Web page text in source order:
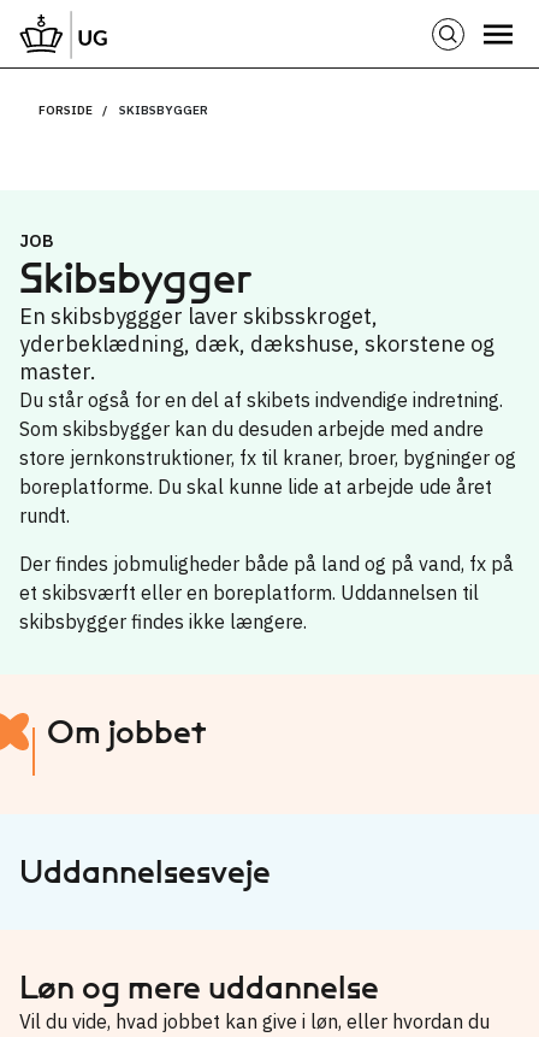
FORSIDE SKIBSBYGGER
JOB
Skibsbygger
En skibsbyggger laver skibsskroget,
yderbeklædning, dæk, dækshuse, skorstene og
master.
Du står også for en del af skibets indvendige indretning.
Som skibsbygger kan du desuden arbejde med andre
store jernkonstruktioner, fx til kraner, broer, bygninger og
boreplatforme. Du skal kunne lide at arbejde ude året
rundt.
Der findes jobmuligheder både på land og på vand, fx på
et skibsværft eller en boreplatform. Uddannelsen til
skibsbygger findes ikke længere.
Om jobbet
Uddannelsesveje
Løn og mere uddannelse
Vil du vide, hvad jobbet kan give i løn, eller hvordan du